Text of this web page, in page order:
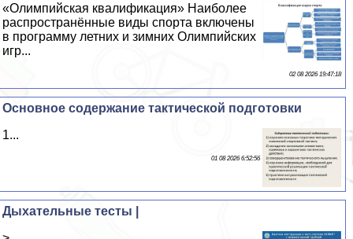
«Олимпийская квалификация» Наиболее
распространённые виды спорта включены
в программу летних и зимних Олимпийских
игр...
02 08 2026 19:47:18
Основное содержание тактической подготовки
1...
01 08 2026 6:52:56
Дыхательные тесты |